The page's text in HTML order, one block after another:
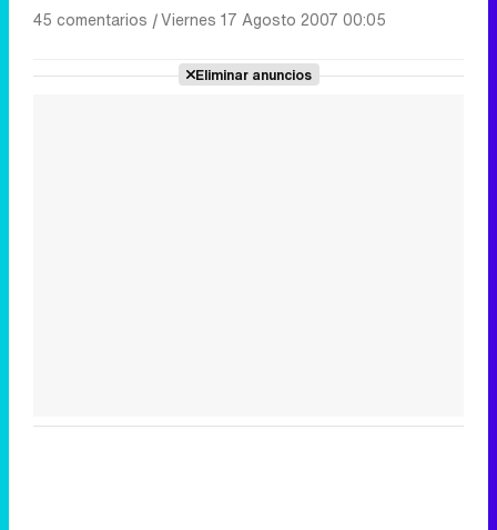
45 comentarios |Viernes 17 Agosto 2007 00:05
Eliminar anuncios